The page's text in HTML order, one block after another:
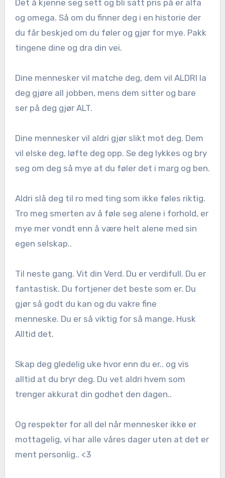
Det å kjenne seg sett og bli satt pris på er alfa
og omega. Så om du finner deg i en historie der
du får beskjed om du føler og gjør for mye. Pakk
tingene dine og dra din vei.
Dine mennesker vil matche deg, dem vil ALDRI la
deg gjøre all jobben, mens dem sitter og bare
ser på deg gjør ALT.
Dine mennesker vil aldri gjør slikt mot deg. Dem
vil elske deg, løfte deg opp. Se deg lykkes og bry
seg om deg så mye at du føler det i marg og ben.
Aldri slå deg til ro med ting som ikke føles riktig.
Tro meg smerten av å føle seg alene i forhold, er
mye mer vondt enn å være helt alene med sin
egen selskap..
Til neste gang. Vit din Verd. Du er verdifull. Du er
fantastisk. Du fortjener det beste som er. Du
gjør så godt du kan og du vakre fine
menneske. Du er så viktig for så mange. Husk
Alltid det.
Skap deg gledelig uke hvor enn du er.. og vis
alltid at du bryr deg. Du vet aldri hvem som
trenger akkurat din godhet den dagen..
Og respekter for all del når mennesker ikke er
mottagelig, vi har alle våres dager uten at det er
ment personlig.. <3